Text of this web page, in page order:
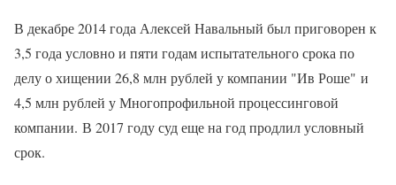
В декабре 2014 года Алексей Навальный был приговорен к
3,5 года условно и пяти годам испытательного срока по
делу о хищении 26,8 млн рублей у компании "Ив Роше" и
4,5 млн рублей у Многопрофильной процессинговой
компании. В 2017 году суд еще на год продлил условный
срок.